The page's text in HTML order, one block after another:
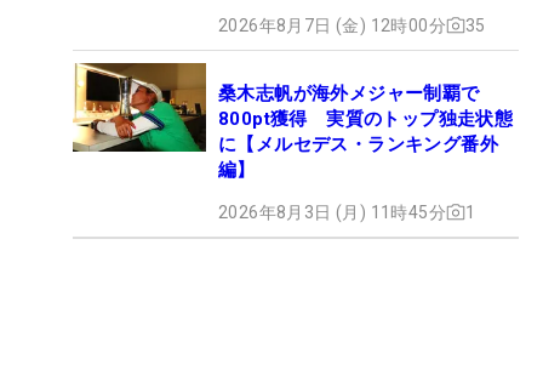
2026年8月7日 (金) 12時00分 35
桑木志帆が海外メジャー制覇で
800pt獲得 実質のトップ独走状態
に【メルセデス・ランキング番外
編】
2026年8月3日 (月) 11時45分 1